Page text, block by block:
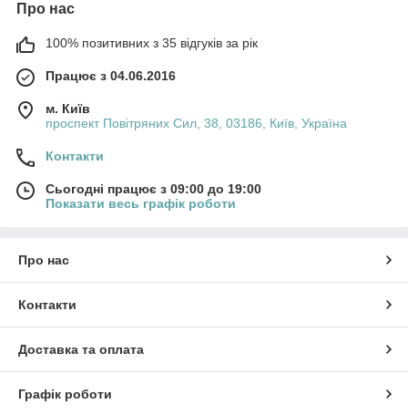
Про нас
100% позитивних з 35 відгуків за рік
Працює з 04.06.2016
м. Київ
проспект Повітряних Сил, 38, 03186, Київ, Україна
Контакти
Сьогодні працює з 09:00 до 19:00
Показати весь графік роботи
Про нас
Контакти
Доставка та оплата
Графік роботи